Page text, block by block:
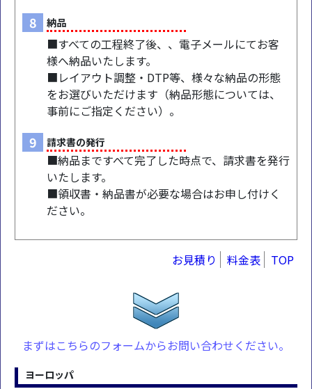
8 納品
■すべての工程終了後、、電子メールにてお客
様へ納品いたします。
■レイアウト調整・DTP等、様々な納品の形態
をお選びいただけます（納品形態については、
事前にご指定ください）。
9 請求書の発行
■納品まですべて完了した時点で、請求書を発行
いたします。
■領収書・納品書が必要な場合はお申し付けく
ださい。
お見積り 料金表 TOP
まずはこちらのフォームからお問い合わせください。
ヨーロッパ